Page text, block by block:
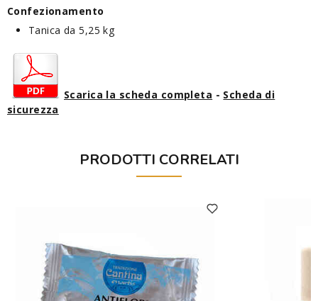
Confezionamento
Tanica da 5,25 kg
Scarica la scheda completa - Scheda di
sicurezza
PRODOTTI CORRELATI